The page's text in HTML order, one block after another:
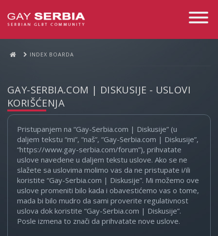
Toggle
INDEX BOARDA
GAY-SERBIA.COM | DISKUSIJE - USLOVI
KORIŠĆENJA
Pristupanjem na “Gay-Serbia.com | Diskusije” (u
daljem tekstu “mi”, “naš”, “Gay-Serbia.com | Diskusije”,
“https://www.gay-serbia.com/forum”), prihvatate
uslove navedene u daljem tekstu uslove. Ako se ne
slažete sa uslovima molimo vas da ne pristupate i/ili
koristite “Gay-Serbia.com | Diskusije”. Mi možemo ove
uslove promeniti bilo kada i obavestićemo vas o tome,
mada bi bilo mudro da sami proverite regulativnost
uslova dok koristite “Gay-Serbia.com | Diskusije”.
Posle izmena to znači da prihvatate nove uslove.